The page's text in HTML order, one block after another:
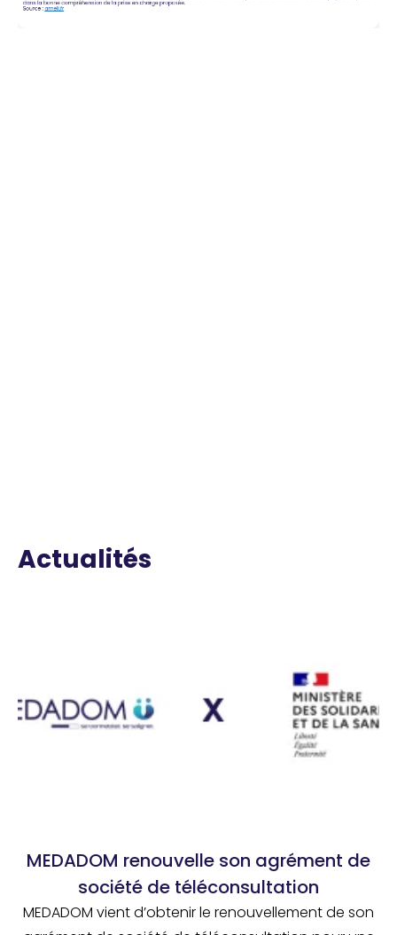
Actualités
MEDADOM renouvelle son agrément de
société de téléconsultation
MEDADOM vient d’obtenir le renouvellement de son